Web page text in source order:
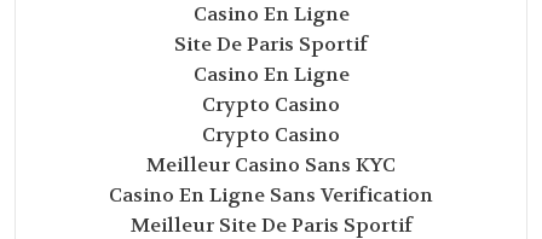
Casino En Ligne
Site De Paris Sportif
Casino En Ligne
Crypto Casino
Crypto Casino
Meilleur Casino Sans KYC
Casino En Ligne Sans Verification
Meilleur Site De Paris Sportif